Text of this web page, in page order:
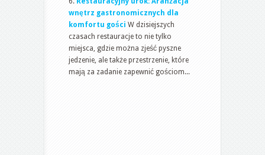
wnętrz gastronomicznych dla
komfortu gości W dzisiejszych
czasach restauracje to nie tylko
miejsca, gdzie można zjeść pyszne
jedzenie, ale także przestrzenie, które
mają za zadanie zapewnić gościom...